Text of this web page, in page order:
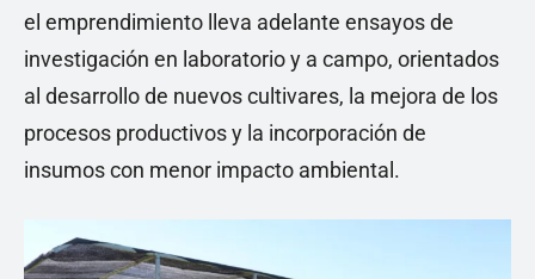
el emprendimiento lleva adelante ensayos de
investigación en laboratorio y a campo, orientados
al desarrollo de nuevos cultivares, la mejora de los
procesos productivos y la incorporación de
insumos con menor impacto ambiental.